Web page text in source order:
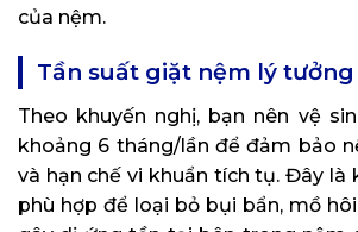
của nệm.
Tần suất giặt nệm lý tưởng
Theo khuyến nghị, bạn nên vệ
khoảng 6 tháng/lần để đảm bảo
và hạn chế vi khuẩn tích tụ. Đây là
phù hợp để loại bỏ bụi bẩn, mồ